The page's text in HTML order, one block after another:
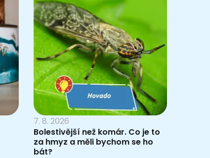
7. 8. 2026
Bolestivější než komár. Co je to
za hmyz a měli bychom se ho
bát?